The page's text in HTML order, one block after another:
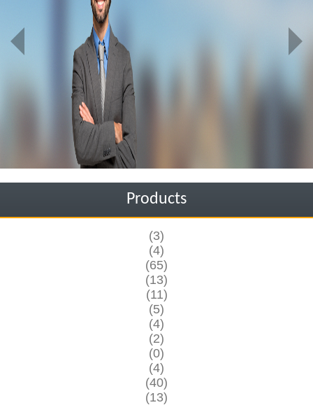
Products
(3)
(4)
(65)
(13)
(11)
(5)
(4)
(2)
(0)
(4)
(40)
(13)